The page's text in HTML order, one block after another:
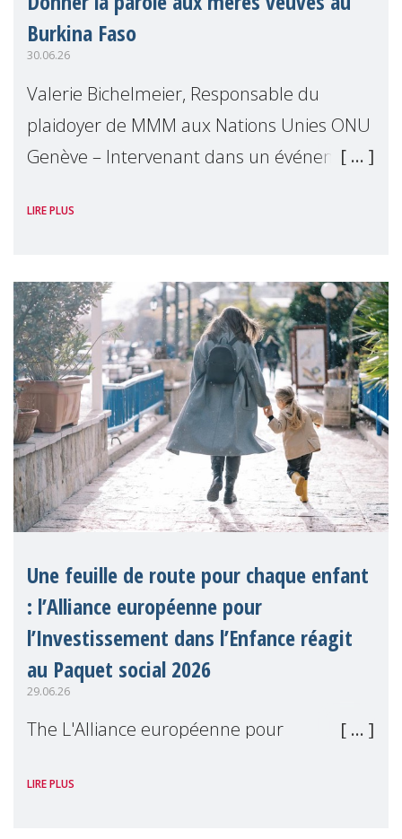
Burkina Faso
30.06.26
Valerie Bichelmeier, Responsable du
plaidoyer de MMM aux Nations Unies ONU
Genève – Intervenant dans un événement
en marge de la
LIRE PLUS
Une feuille de route pour chaque enfant
: l’Alliance européenne pour
l’Investissement dans l’Enfance réagit
au Paquet social 2026
29.06.26
The L'Alliance européenne pour
anglais), dont MMM est membre, a salué le
LIRE PLUS